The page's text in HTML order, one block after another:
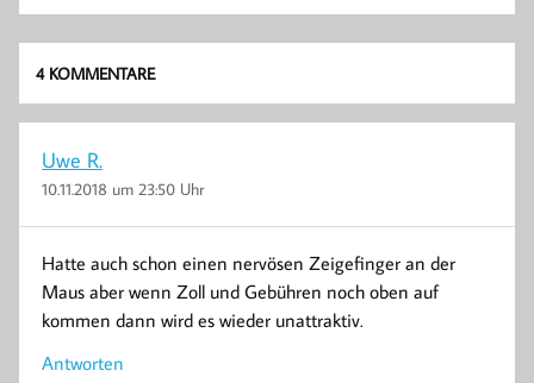
4 KOMMENTARE
Uwe R.
10.11.2018 um 23:50 Uhr
Hatte auch schon einen nervösen Zeigefinger an der
Maus aber wenn Zoll und Gebühren noch oben auf
kommen dann wird es wieder unattraktiv.
Antworten